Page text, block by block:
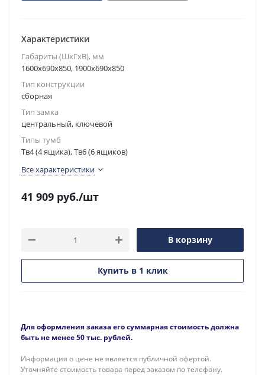
Характеристики
Габариты (ШxГxВ), мм
1600x690x850, 1900x690x850
Тип конструкции
сборная
Тип замка
центральный, ключевой
Типы тумб
Тв4 (4 ящика), Тв6 (6 ящиков)
Все характеристики
41 909 руб./шт
В корзину
Купить в 1 клик
Для оформления заказа его суммарная стоимость должна
быть не менее 50 тыс. рублей.
Информация о цене не является публичной офертой.
Уточняйте стоимость товара перед заказом по телефону.